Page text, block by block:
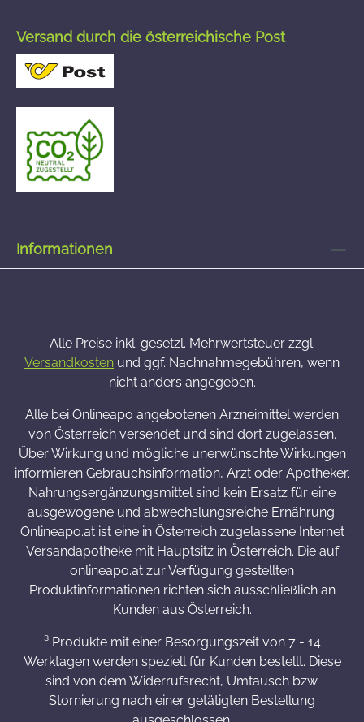
Versand durch die österreichische Post
Informationen
Alle Preise inkl. gesetzl. Mehrwertsteuer zzgl.
Versandkosten und ggf. Nachnahmegebühren, wenn
nicht anders angegeben.
Alle bei Onlineapo angebotenen Arzneimittel werden
von Österreich versendet und sind dort zugelassen.
Über Wirkung und mögliche unerwünschte Wirkungen
informieren Gebrauchsinformation, Arzt oder Apotheker.
Nahrungsergänzungsmittel sind kein Ersatz für eine
ausgewogene und abwechslungsreiche Ernährung.
Onlineapo.at ist eine in Österreich zugelassene Internet
Versandapotheke mit Hauptsitz in Österreich. Die auf
onlineapo.at zur Verfügung gestellten
Produktinformationen richten sich ausschließlich an
Kunden aus Österreich.
³ Produkte mit einer Besorgungszeit von 7 - 14
Werktagen werden speziell für Kunden bestellt. Diese
sind von dem Widerrufsrecht, Umtausch bzw.
Stornierung nach einer getätigten Bestellung